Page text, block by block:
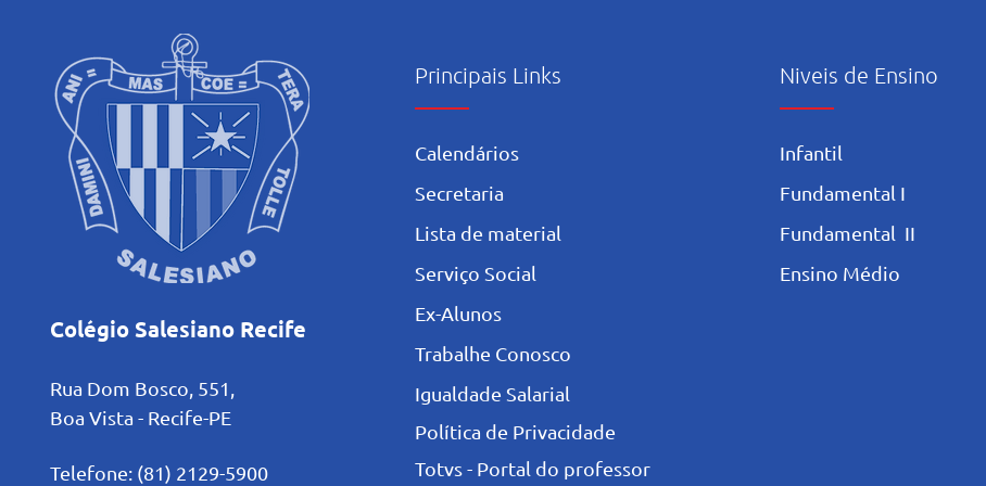
Colégio Salesiano Recife
Rua Dom Bosco, 551,
Boa Vista - Recife-PE
Telefone: (81) 2129-5900
Principais Links
Calendários
Secretaria
L ista de material
Serviço Social
Ex-Alunos
Trabalhe Conosco
Igualdade Salarial
Política de Privacidade
Totvs - Portal do professor
Niveis de Ensino
Infantil
Fundamental I
Fundamental II
Ensino Médio